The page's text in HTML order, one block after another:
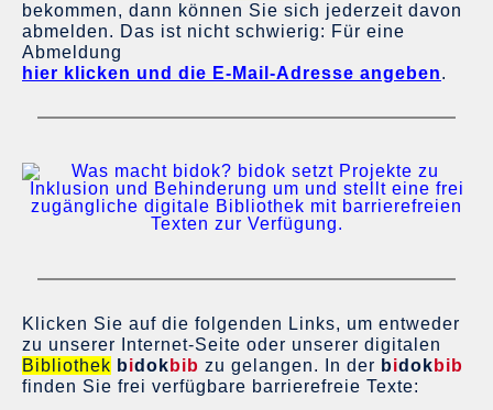
bekommen, dann können Sie sich jederzeit davon
abmelden. Das ist nicht schwierig: Für eine
Abmeldung
hier klicken und die E-Mail-Adresse angeben.
Klicken Sie auf die folgenden Links, um entweder
zu unserer Internet-Seite oder unserer digitalen
Bibliothek bidok bib zu gelangen. In der bidok bib
finden Sie frei verfügbare barrierefreie Texte: